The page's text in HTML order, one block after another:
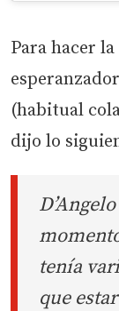
Para hacer
(habitual
dijo lo
tenía
que